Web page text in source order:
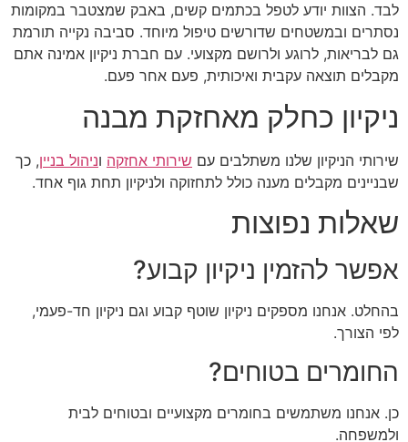
לבד. הצוות יודע לטפל בכתמים קשים, באבק שמצטבר במקומות
נסתרים ובמשטחים שדורשים טיפול מיוחד. סביבה נקייה תורמת
גם לבריאות, לרוגע ולרושם מקצועי. עם חברת ניקיון אמינה אתם
מקבלים תוצאה עקבית ואיכותית, פעם אחר פעם.
ניקיון כחלק מאחזקת מבנה
שירותי הניקיון שלנו משתלבים עם שירותי אחזקה וניהול בניין, כך
שבניינים מקבלים מענה כולל לתחזוקה ולניקיון תחת גוף אחד.
שאלות נפוצות
אפשר להזמין ניקיון קבוע?
בהחלט. אנחנו מספקים ניקיון שוטף קבוע וגם ניקיון חד-פעמי,
לפי הצורך.
החומרים בטוחים?
כן. אנחנו משתמשים בחומרים מקצועיים ובטוחים לבית
ולמשפחה.